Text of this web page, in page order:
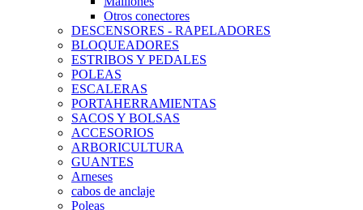
Otros conectores
DESCENSORES - RAPELADORES
BLOQUEADORES
ESTRIBOS Y PEDALES
POLEAS
ESCALERAS
PORTAHERRAMIENTAS
SACOS Y BOLSAS
ACCESORIOS
ARBORICULTURA
GUANTES
Arneses
cabos de anclaje
Poleas